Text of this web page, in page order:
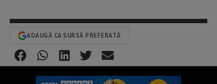
ADAUGĂ CA SURSĂ PREFERATĂ